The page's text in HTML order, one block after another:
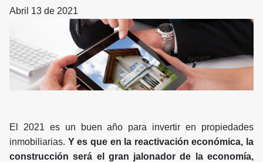
Abril 13 de 2021
El 2021 es un buen año para invertir en propiedades
inmobiliarias. Y es que en la reactivación económica, la
construcción será el gran jalonador de la economía,